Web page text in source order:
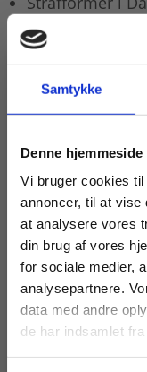
Samtykke
Denne
Vi bruger cookies
annoncer, til at vise
at analysere vores
din brug af vores
for sociale medier,
analysepartnere.
data med andre
de har indsamlet
Den kriminelle
Danske
Vidneberetninger
Sikkerhed og
Repetition
Selvevaluering
PåpraxisOnline.dk
f.eks. printark,
Køb
For
studerende.
vist priser